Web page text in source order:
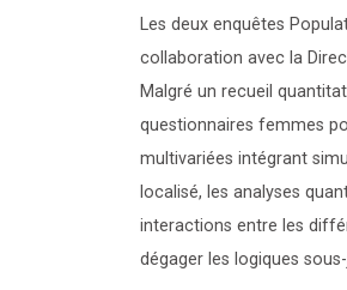
Les deux enquêtes
collaboration avec la
Malgré un recueil
questionnaires femmes
multivariées intégrant
localisé, les analyses
interactions entre les
dégager les logiques